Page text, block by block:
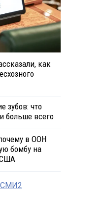
как
зубов: что
больше всего
в ООН
бомбу на
США
СМИ2